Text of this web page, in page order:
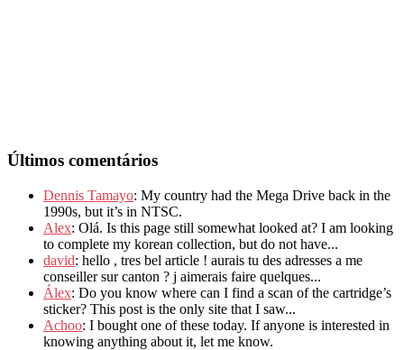
Últimos comentários
Dennis Tamayo: My country had the Mega Drive back in the
1990s, but it’s in NTSC.
Alex: Olá. Is this page still somewhat looked at? I am looking
to complete my korean collection, but do not have...
david: hello , tres bel article ! aurais tu des adresses a me
conseiller sur canton ? j aimerais faire quelques...
Álex: Do you know where can I find a scan of the cartridge’s
sticker? This post is the only site that I saw...
Achoo: I bought one of these today. If anyone is interested in
knowing anything about it, let me know.